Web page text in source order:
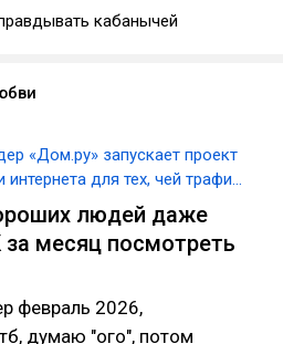
кабанычей
«Дом.ру» запускает проект
для тех, чей трафик
людей даже
месяц посмотреть
февраль 2026,
думаю "ого", потом